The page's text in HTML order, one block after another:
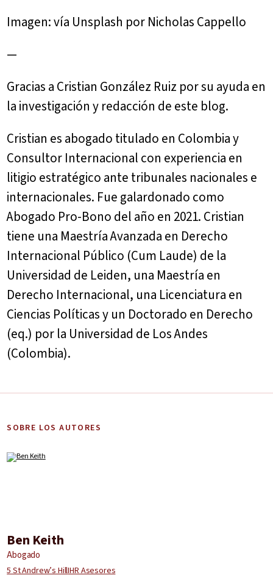
Imagen: vía Unsplash por Nicholas Cappello
—
Gracias a Cristian González Ruiz por su ayuda en
la investigación y redacción de este blog.
Cristian es abogado titulado en Colombia y
Consultor Internacional con experiencia en
litigio estratégico ante tribunales nacionales e
internacionales. Fue galardonado como
Abogado Pro-Bono del año en 2021. Cristian
tiene una Maestría Avanzada en Derecho
Internacional Público (Cum Laude) de la
Universidad de Leiden, una Maestría en
Derecho Internacional, una Licenciatura en
Ciencias Políticas y un Doctorado en Derecho
(eq.) por la Universidad de Los Andes
(Colombia).
SOBRE LOS AUTORES
Ben Keith
Abogado
5 St Andrew’s HillIHR Asesores